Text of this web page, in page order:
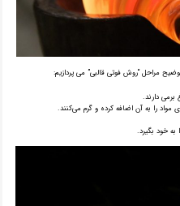
مراحل “روش فوتی قالبی” می پردازیم:
برمی دارند.
مواد را به آن اضافه کرده و گرم می‌کنند.
خود بگیرد.